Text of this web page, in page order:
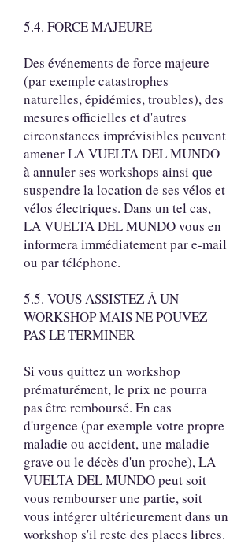
5.4. FORCE MAJEURE
Des événements de force majeure
(par exemple catastrophes
naturelles, épidémies, troubles), des
mesures officielles et d'autres
circonstances imprévisibles peuvent
amener LA VUELTA DEL MUNDO
à annuler ses workshops ainsi que
suspendre la location de ses vélos et
vélos électriques. Dans un tel cas,
LA VUELTA DEL MUNDO vous en
informera immédiatement par e-mail
ou par téléphone.
5.5. VOUS ASSISTEZ À UN
WORKSHOP MAIS NE POUVEZ
PAS LE TERMINER
Si vous quittez un workshop
prématurément, le prix ne pourra
pas être remboursé. En cas
d'urgence (par exemple votre propre
maladie ou accident, une maladie
grave ou le décès d'un proche), LA
VUELTA DEL MUNDO peut soit
vous rembourser une partie, soit
vous intégrer ultérieurement dans un
workshop s'il reste des places libres.